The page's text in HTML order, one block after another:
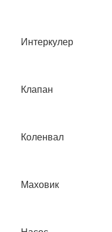
Интеркулер
Клапан
Коленвал
Маховик